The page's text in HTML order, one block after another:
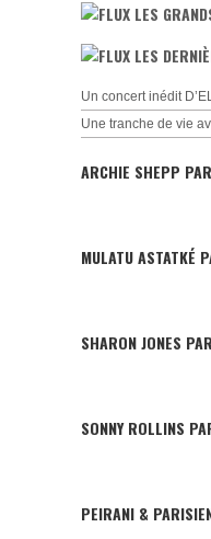
LES
LES
Un concert inédit
Une tranche de vie
ARCHIE SHEPP
MULATU ASTATKÉ
SHARON JONES
SONNY ROLLINS
PEIRANI &